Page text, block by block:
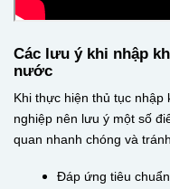
Các lưu ý khi nhập
nước
Khi thực hiện thủ tục
nghiệp nên lưu ý một số
quan nhanh chóng và
Đáp ứng tiêu